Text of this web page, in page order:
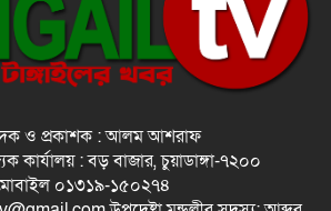
বিএনপির উপজেলা চেয়ারম্যানরা কী
করবেন?
ও প্রকাশক : আলম আশরাফ
কার্যালয় : বড় বাজার, চুয়াডাঙ্গা-৭২০০
০১৩১৯-১৫০২৭৪